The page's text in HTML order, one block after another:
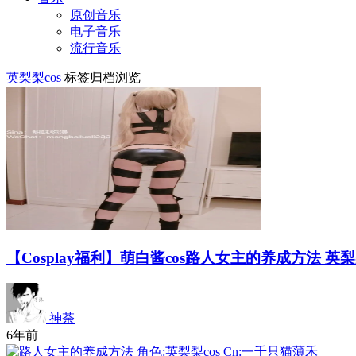
原创音乐
电子音乐
流行音乐
英梨梨cos 标签归档浏览
【Cosplay福利】萌白酱cos路人女主的养成方法 英
神荼
6年前